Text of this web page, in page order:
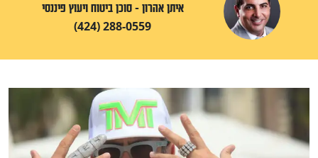
איתן אהרון - סוכן ביטוח ויעוץ פיננסי
(424) 288-0559